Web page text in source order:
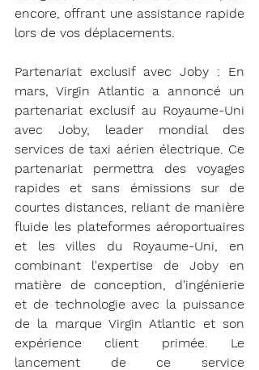
encore, offrant une assistance rapide
lors de vos déplacements.
Partenariat exclusif avec Joby : En
mars, Virgin Atlantic a annoncé un
partenariat exclusif au Royaume-Uni
avec Joby, leader mondial des
services de taxi aérien électrique. Ce
partenariat permettra des voyages
rapides et sans émissions sur de
courtes distances, reliant de manière
fluide les plateformes aéroportuaires
et les villes du Royaume-Uni, en
combinant l'expertise de Joby en
matière de conception, d'ingénierie
et de technologie avec la puissance
de la marque Virgin Atlantic et son
expérience client primée. Le
lancement de ce service